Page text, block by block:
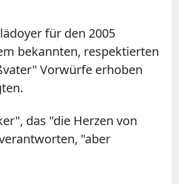
für den 2005
bekannten, respektierten
Vorwürfe erhoben
das "die Herzen von
"aber